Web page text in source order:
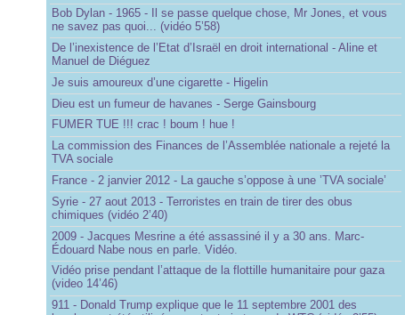
Bob Dylan - 1965 - Il se passe quelque chose, Mr Jones, et vous
ne savez pas quoi... (vidéo 5’58)
De l’inexistence de l’Etat d’Israël en droit international - Aline et
Manuel de Diéguez
Je suis amoureux d’une cigarette - Higelin
Dieu est un fumeur de havanes - Serge Gainsbourg
FUMER TUE !!! crac ! boum ! hue !
La commission des Finances de l’Assemblée nationale a rejeté la
TVA sociale
France - 2 janvier 2012 - La gauche s’oppose à une ’TVA sociale’
Syrie - 27 aout 2013 - Terroristes en train de tirer des obus
chimiques (vidéo 2’40)
2009 - Jacques Mesrine a été assassiné il y a 30 ans. Marc-
Édouard Nabe nous en parle. Vidéo.
Vidéo prise pendant l’attaque de la flottille humanitaire pour gaza
(video 14’46)
911 - Donald Trump explique que le 11 septembre 2001 des